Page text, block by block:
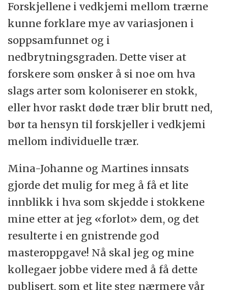
Forskjellene i vedkjemi mellom trærne
kunne forklare mye av variasjonen i
soppsamfunnet og i
nedbrytningsgraden. Dette viser at
forskere som ønsker å si noe om hva
slags arter som koloniserer en stokk,
eller hvor raskt døde trær blir brutt ned,
bør ta hensyn til forskjeller i vedkjemi
mellom individuelle trær.
Mina-Johanne og Martines innsats
gjorde det mulig for meg å få et lite
innblikk i hva som skjedde i stokkene
mine etter at jeg «forlot» dem, og det
resulterte i en gnistrende god
masteroppgave! Nå skal jeg og mine
kollegaer jobbe videre med å få dette
publisert, som et lite steg nærmere vår